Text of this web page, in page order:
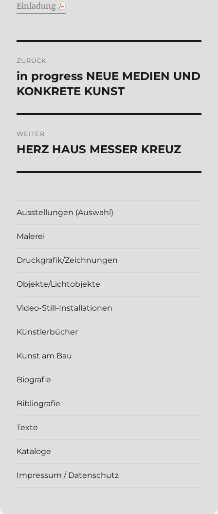
Einladung
ZURÜCK
Vorheriger
Beitrag:
in progress NEUE MEDIEN UND
KONKRETE KUNST
WEITER
Nächster
HERZ HAUS MESSER KREUZ
Ausstellungen (Auswahl)
Malerei
Druckgrafik/Zeichnungen
Objekte/Lichtobjekte
Video-Still-Installationen
Künstlerbücher
Kunst am Bau
Biografie
Bibliografie
Texte
Kataloge
Impressum / Datenschutz